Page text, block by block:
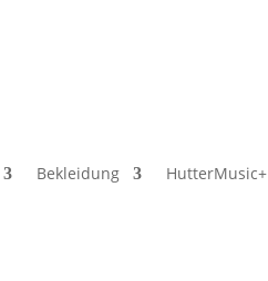
Bekleidung HutterMusic+